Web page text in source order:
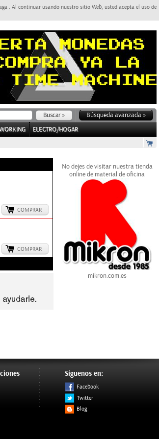
. Al continuar usando nuestro sitio Web, usted acepta el uso de
Búsqueda avanzada »
ELECTRO/HOGAR
COMPRAR
COMPRAR
No dejes de visitar nuestra tienda
online de material de oficina
mikron.com.es
Síguenos en:
Facebook
Twitter
Blog